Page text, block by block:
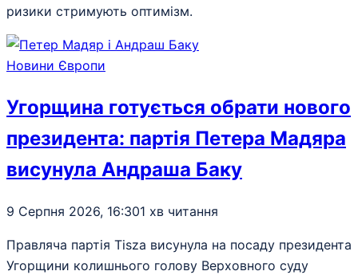
ризики стримують оптимізм.
Новини Європи
Угорщина готується обрати нового
президента: партія Петера Мадяра
висунула Андраша Баку
9 Серпня 2026, 16:301 хв читання
Правляча партія Tisza висунула на посаду президента
Угорщини колишнього голову Верховного суду